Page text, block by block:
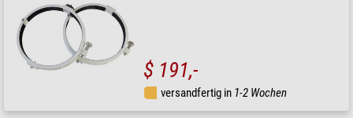
$ 191,-
versandfertig in 1-2 Wochen